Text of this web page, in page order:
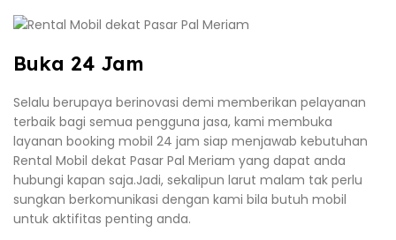
Buka 24 Jam
Selalu berupaya berinovasi demi memberikan pelayanan
terbaik bagi semua pengguna jasa, kami membuka
layanan booking mobil 24 jam siap menjawab kebutuhan
Rental Mobil dekat Pasar Pal Meriam yang dapat anda
hubungi kapan saja.Jadi, sekalipun larut malam tak perlu
sungkan berkomunikasi dengan kami bila butuh mobil
untuk aktifitas penting anda.